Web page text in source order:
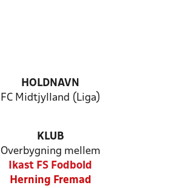
HOLDNAVN
FC Midtjylland (Liga)
KLUB
Overbygning mellem
Ikast FS Fodbold
Herning Fremad